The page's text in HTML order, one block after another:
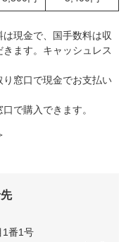
現金で、国手数料は収
ます。キャッシュレス
窓口で現金でお支払い
で購入できます。
1番1号